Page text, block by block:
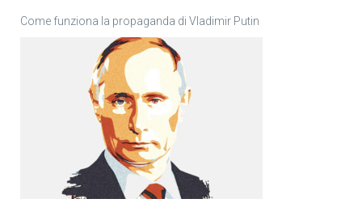
Come funziona la propaganda di Vladimir Putin